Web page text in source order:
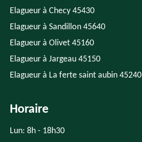
Elagueur à Checy 45430
Elagueur à Sandillon 45640
Elagueur à Olivet 45160
Elagueur à Jargeau 45150
Elagueur à La ferte saint aubin 45240
Horaire
Lun: 8h - 18h30